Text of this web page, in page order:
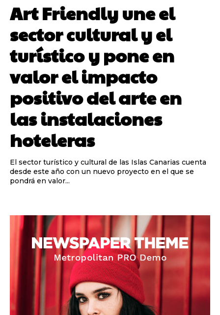
Art Friendly une el
sector cultural y el
turístico y pone en
valor el impacto
positivo del arte en
las instalaciones
hoteleras
El sector turístico y cultural de las Islas Canarias cuenta
desde este año con un nuevo proyecto en el que se
pondrá en valor...